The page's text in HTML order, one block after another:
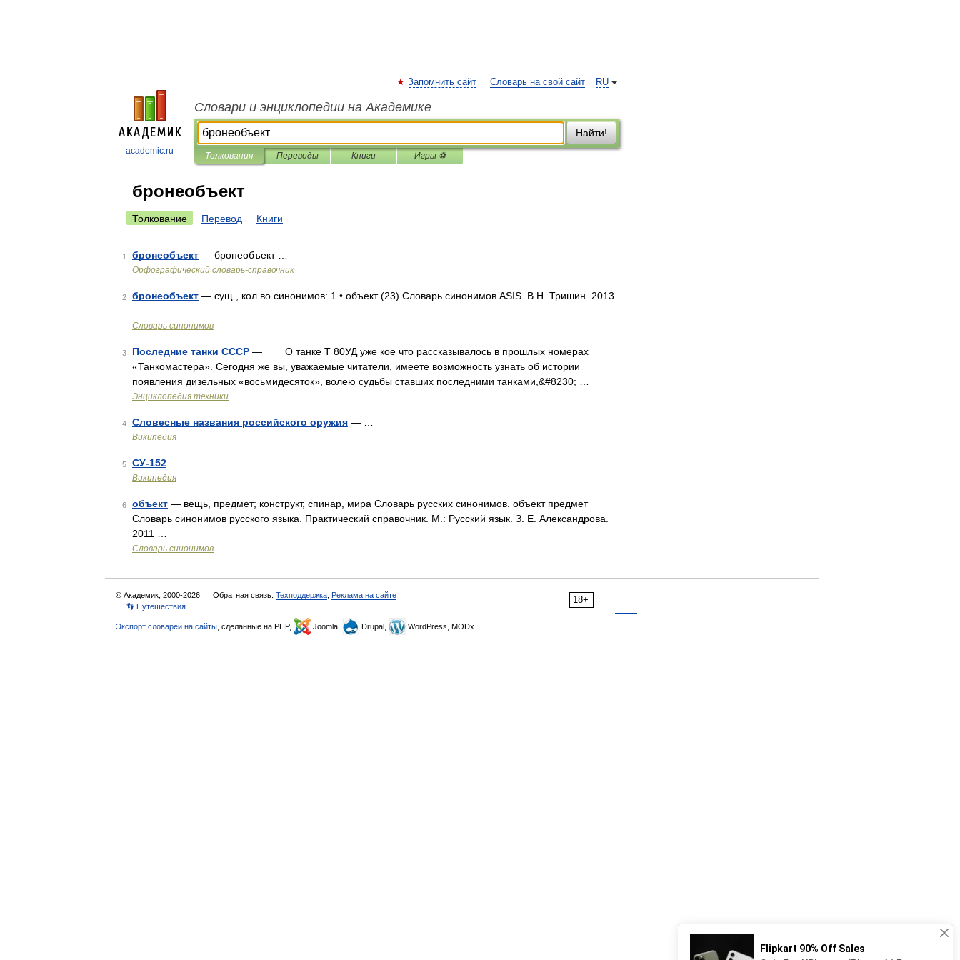
academic.ru
RU
Запомнить сайт Словарь на свой сайт
Словари и энциклопедии на Академике
Найти!
Толкования Переводы Книги Игры ⚽
бронеобъект
Толкование Перевод Книги
1 бронеобъект — бронеобъект …
Орфографический словарь-справочник
2 бронеобъект — сущ., кол во синонимов: 1 • объект (23) Словарь синонимов ASIS. В.Н. Тришин. 2013
Словарь синонимов
3 Последние танки СССР — О танке Т 80УД уже кое что рассказывалось в прошлых номерах
«Танкомастера». Сегодня же вы, уважаемые читатели, имеете возможность узнать об истории
появления дизельных «восьмидесяток», волею судьбы ставших последними танками,&#8230; …
Энциклопедия техники
4 Словесные названия российского оружия — …
Википедия
5 СУ-152 — …
Википедия
6 объект — вещь, предмет; конструкт, спинар, мира Словарь русских синонимов. объект предмет
Словарь синонимов русского языка. Практический справочник. М.: Русский язык. З. Е. Александрова.
2011 …
Словарь синонимов
18+
© Академик, 2000-2026 Обратная связь: Техподдержка Реклама на сайте
👣 Путешествия
Экспорт словарей на сайты , сделанные на PHP, Joomla, Drupal, WordPress, MODx.